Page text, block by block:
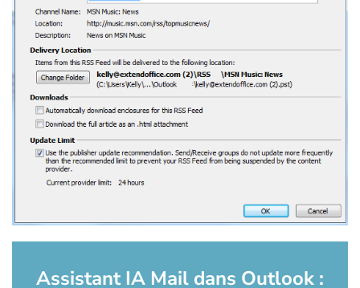
Assistant IA Mail dans Outlook :